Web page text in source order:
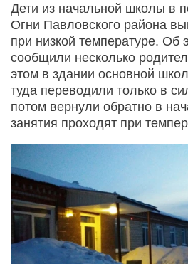
Дети из начальной школы в
Огни Павловского района
при низкой температуре. Об
сообщили несколько
этом в здании основной
туда переводили только в
потом вернули обратно в
занятия проходят при